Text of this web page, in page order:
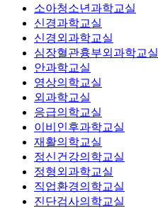
소아청소년과학교실
신경과학교실
신경외과학교실
심장혈관흉부외과학교실
안과학교실
영상의학교실
외과학교실
응급의학교실
이비인후과학교실
재활의학교실
정신건강의학교실
정형외과학교실
직업환경의학교실
진단검사의학교실